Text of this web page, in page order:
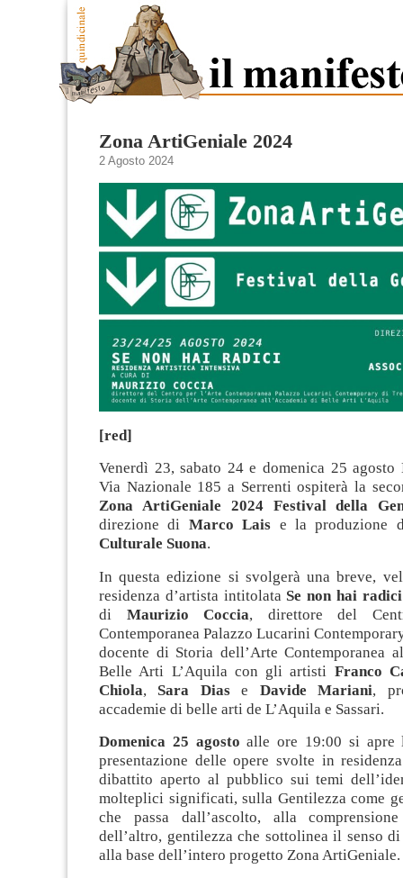
Zona ArtiGeniale 2024
2 Agosto 2024
[red]
Venerdì 23, sabato 24 e domenica 25
Via Nazionale 185 a Serrenti ospiterà la
Zona ArtiGeniale 2024 Festival della
direzione di Marco Lais e la produzione
Culturale Suona.
In questa edizione si svolgerà una breve,
residenza d’artista intitolata Se non hai
di Maurizio Coccia, direttore del
Contemporanea Palazzo Lucarini
docente di Storia dell’Arte Contemporanea
Belle Arti L’Aquila con gli artisti Franco
Chiola, Sara Diase Davide Mariani,
accademie di belle arti de L’Aquila e Sassari.
Domenica 25 agostoalle ore 19:00 si apre
presentazione delle opere svolte in
dibattito aperto al pubblico sui temi
molteplici significati, sulla Gentilezza come
che passa dall’ascolto, alla
dell’altro, gentilezza che sottolinea il senso
alla base dell’intero progetto Zona ArtiGeniale.